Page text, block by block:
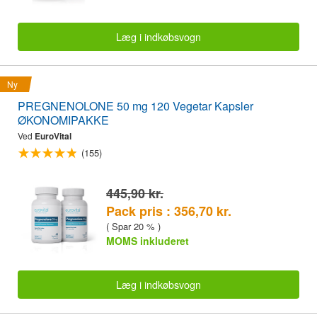
Læg i indkøbsvogn
Ny
PREGNENOLONE 50 mg 120 Vegetar Kapsler
ØKONOMIPAKKE
Ved EuroVital
(155)
445,90 kr.
Pack pris : 356,70 kr.
( Spar 20 % )
MOMS inkluderet
Læg i indkøbsvogn